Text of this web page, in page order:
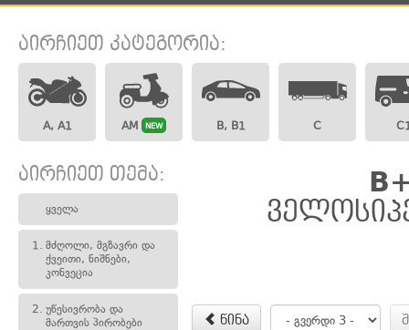
აირჩიეთ კატეგორია:
A, A1 AM NEW B, B1 C
აირჩიეთ თემა:
ყველა
1. მძღოლი, მგზავრი და
ქვეითი, ნიშნები,
კონვეცია
2. უწესივრობა და
მართვის პირობები
წინა